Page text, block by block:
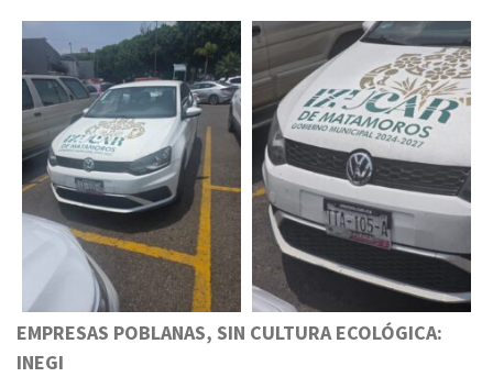
EMPRESAS POBLANAS, SIN CULTURA ECOLÓGICA:
INEGI